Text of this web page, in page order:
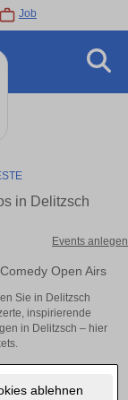
ablehnen
Job
in Delitzsch
Events anlegen
Open Airs
Sie in Delitzsch
inspirierende
in Delitzsch – hier